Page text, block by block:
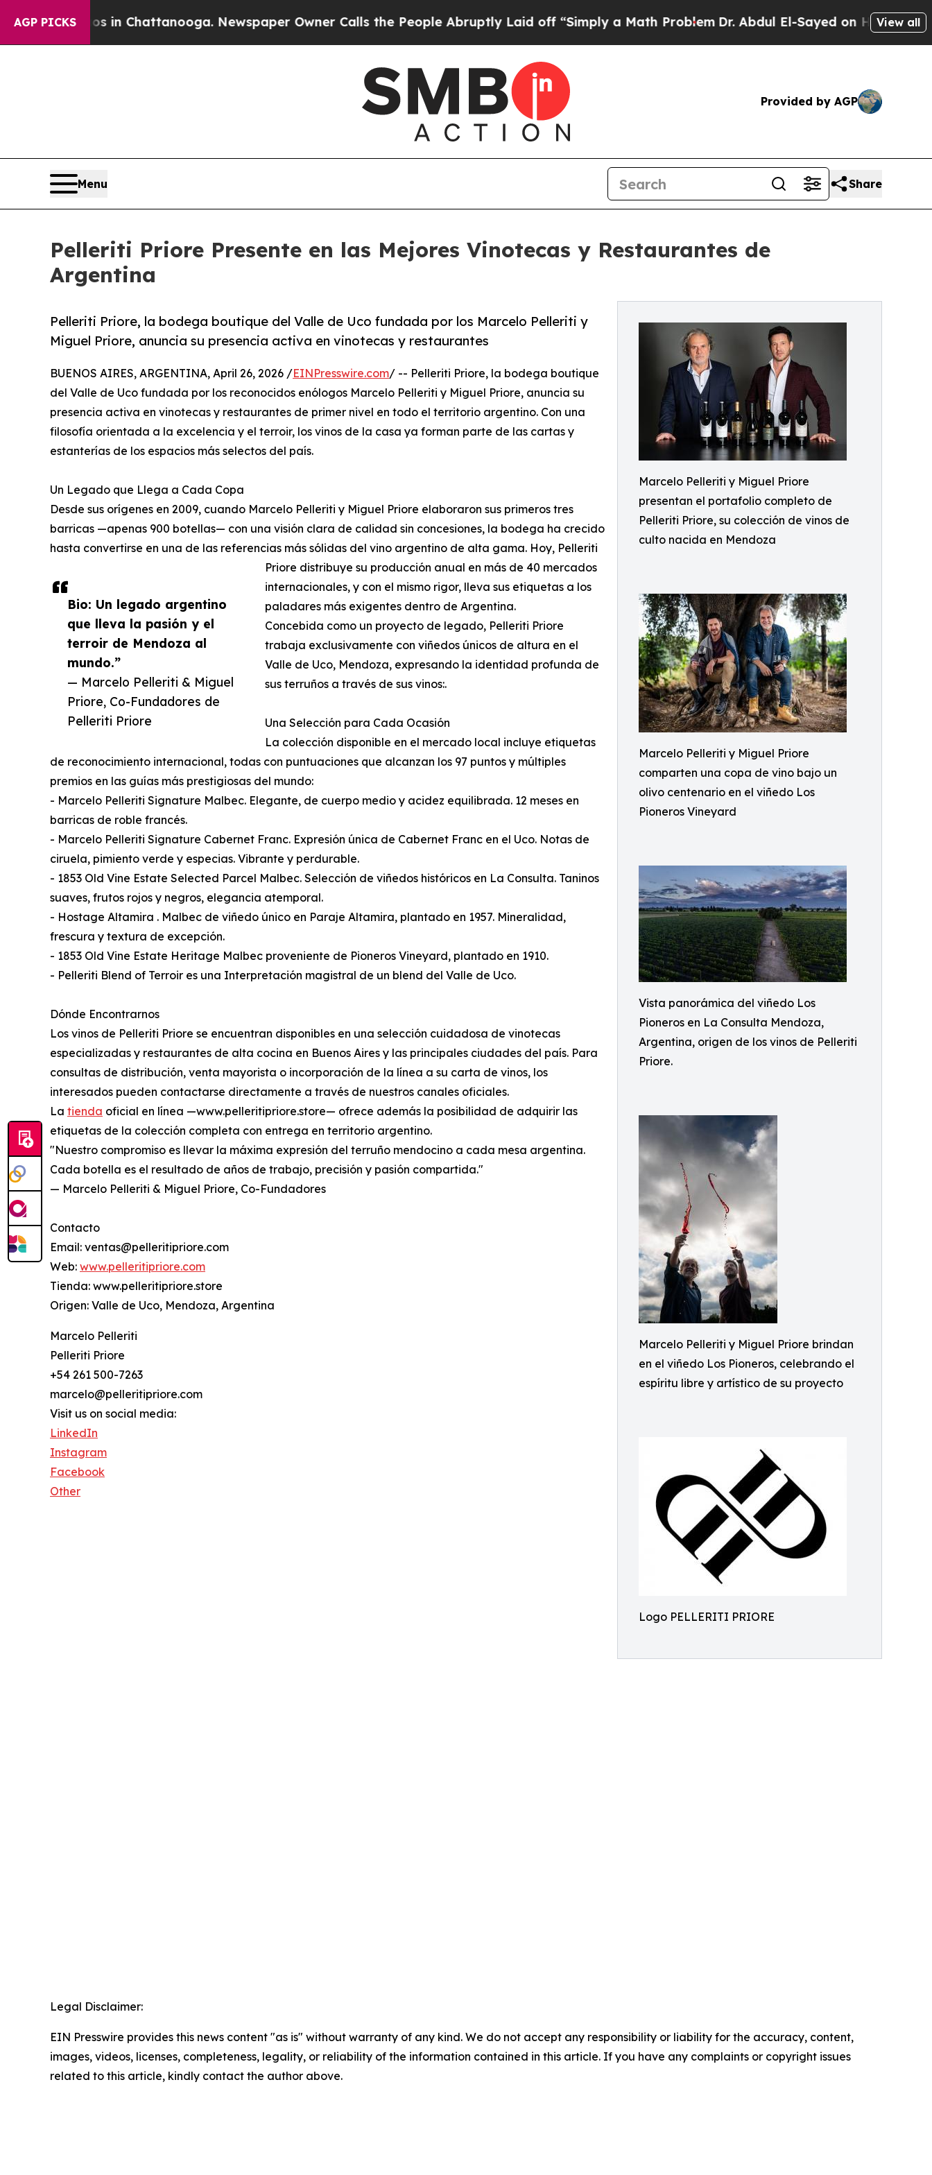
AGP PICKS
in Chattanooga. Newspaper Owner Calls the People Abruptly Laid off “Simply a Math ProblemDr. Abdul El-Sayed on Historic MichiganView all
Provided by AGP
Menu Share
Pelleriti Priore Presente en las Mejores Vinotecas y Restaurantes de
Argentina
Marcelo Pelleriti y Miguel Priore
presentan el portafolio completo de
Pelleriti Priore, su colección de vinos de
culto nacida en Mendoza
Marcelo Pelleriti y Miguel Priore
comparten una copa de vino bajo un
olivo centenario en el viñedo Los
Pioneros Vineyard
Vista panorámica del viñedo Los
Pioneros en La Consulta Mendoza,
Argentina, origen de los vinos de Pelleriti
Priore.
Marcelo Pelleriti y Miguel Priore brindan
en el viñedo Los Pioneros, celebrando el
espíritu libre y artístico de su proyecto
Logo PELLERITI PRIORE
Pelleriti Priore, la bodega boutique del Valle de Uco fundada por los Marcelo Pelleriti y
Miguel Priore, anuncia su presencia activa en vinotecas y restaurantes
Bio: Un legado argentino
que lleva la pasión y el
terroir de Mendoza al
mundo.”
— Marcelo Pelleriti & Miguel
Priore, Co-Fundadores de
Pelleriti Priore
BUENOS AIRES, ARGENTINA, April 26, 2026 /EINPresswire.com/ -- Pelleriti Priore, la bodega boutique
del Valle de Uco fundada por los reconocidos enólogos Marcelo Pelleriti y Miguel Priore, anuncia su
presencia activa en vinotecas y restaurantes de primer nivel en todo el territorio argentino. Con una
filosofía orientada a la excelencia y el terroir, los vinos de la casa ya forman parte de las cartas y
estanterías de los espacios más selectos del país.
Un Legado que Llega a Cada Copa
Desde sus orígenes en 2009, cuando Marcelo Pelleriti y Miguel Priore elaboraron sus primeros tres
barricas —apenas 900 botellas— con una visión clara de calidad sin concesiones, la bodega ha crecido
hasta convertirse en una de las referencias más sólidas del vino argentino de alta gama. Hoy, Pelleriti
Priore distribuye su producción anual en más de 40 mercados
internacionales, y con el mismo rigor, lleva sus etiquetas a los
paladares más exigentes dentro de Argentina.
Concebida como un proyecto de legado, Pelleriti Priore
trabaja exclusivamente con viñedos únicos de altura en el
Valle de Uco, Mendoza, expresando la identidad profunda de
sus terruños a través de sus vinos:.
Una Selección para Cada Ocasión
La colección disponible en el mercado local incluye etiquetas
de reconocimiento internacional, todas con puntuaciones que alcanzan los 97 puntos y múltiples
premios en las guías más prestigiosas del mundo:
- Marcelo Pelleriti Signature Malbec. Elegante, de cuerpo medio y acidez equilibrada. 12 meses en
barricas de roble francés.
- Marcelo Pelleriti Signature Cabernet Franc. Expresión única de Cabernet Franc en el Uco. Notas de
ciruela, pimiento verde y especias. Vibrante y perdurable.
- 1853 Old Vine Estate Selected Parcel Malbec. Selección de viñedos históricos en La Consulta. Taninos
suaves, frutos rojos y negros, elegancia atemporal.
- Hostage Altamira . Malbec de viñedo único en Paraje Altamira, plantado en 1957. Mineralidad,
frescura y textura de excepción.
- 1853 Old Vine Estate Heritage Malbec proveniente de Pioneros Vineyard, plantado en 1910.
- Pelleriti Blend of Terroir es una Interpretación magistral de un blend del Valle de Uco.
Dónde Encontrarnos
Los vinos de Pelleriti Priore se encuentran disponibles en una selección cuidadosa de vinotecas
especializadas y restaurantes de alta cocina en Buenos Aires y las principales ciudades del país. Para
consultas de distribución, venta mayorista o incorporación de la línea a su carta de vinos, los
interesados pueden contactarse directamente a través de nuestros canales oficiales.
La tienda oficial en línea —www.pelleritipriore.store— ofrece además la posibilidad de adquirir las
etiquetas de la colección completa con entrega en territorio argentino.
"Nuestro compromiso es llevar la máxima expresión del terruño mendocino a cada mesa argentina.
Cada botella es el resultado de años de trabajo, precisión y pasión compartida."
— Marcelo Pelleriti & Miguel Priore, Co-Fundadores
Contacto
Email: ventas@pelleritipriore.com
Web: www.pelleritipriore.com
Tienda: www.pelleritipriore.store
Origen: Valle de Uco, Mendoza, Argentina
Marcelo Pelleriti
Pelleriti Priore
+54 261 500-7263
marcelo@pelleritipriore.com
Visit us on social media:
LinkedIn
Instagram
Facebook
Other
Legal Disclaimer:
EIN Presswire provides this news content "as is" without warranty of any kind. We do not accept any responsibility or liability for the accuracy, content,
images, videos, licenses, completeness, legality, or reliability of the information contained in this article. If you have any complaints or copyright issues
related to this article, kindly contact the author above.